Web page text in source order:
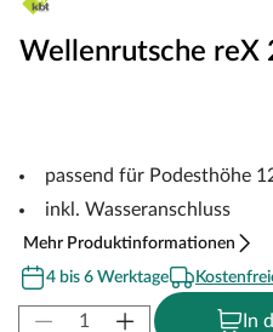
Wellenrutsche reX
passend für Podesthöhe
inkl. Wasseranschluss
Mehr Produktinformationen
4 bis 6 Werktage
In